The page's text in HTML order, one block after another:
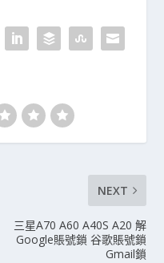
NEXT
三星A70 A60 A40S A20 解
Google賬號鎖 谷歌賬號鎖
Gmail鎖